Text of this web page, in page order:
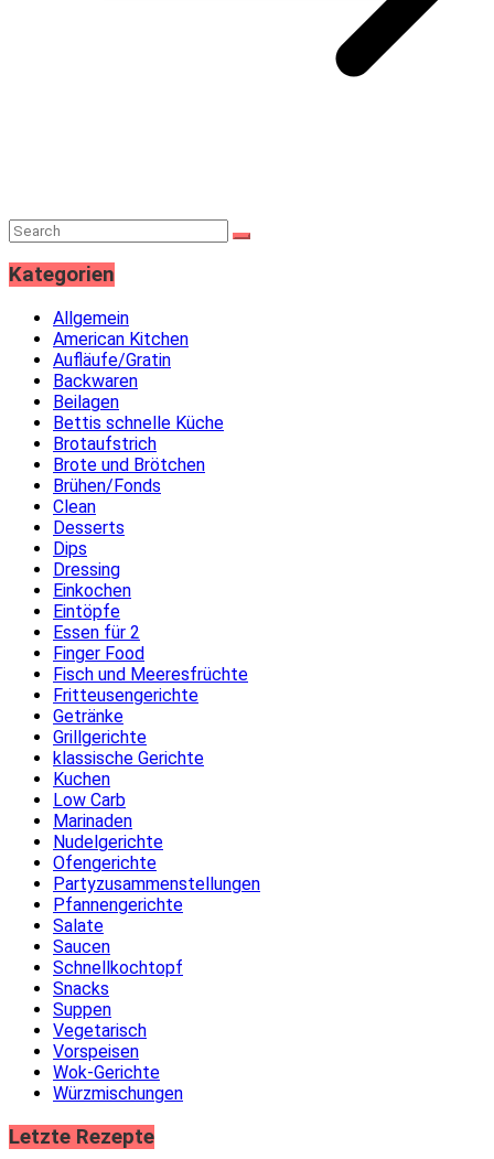
Kategorien
Allgemein
American Kitchen
Aufläufe/Gratin
Backwaren
Beilagen
Bettis schnelle Küche
Brotaufstrich
Brote und Brötchen
Brühen/Fonds
Clean
Desserts
Dips
Dressing
Einkochen
Eintöpfe
Essen für 2
Finger Food
Fisch und Meeresfrüchte
Fritteusengerichte
Getränke
Grillgerichte
klassische Gerichte
Kuchen
Low Carb
Marinaden
Nudelgerichte
Ofengerichte
Partyzusammenstellungen
Pfannengerichte
Salate
Saucen
Schnellkochtopf
Snacks
Suppen
Vegetarisch
Vorspeisen
Wok-Gerichte
Würzmischungen
Letzte Rezepte